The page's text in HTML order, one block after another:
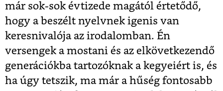
már sok-sok évtizede magától értetődő,
hogy a beszélt nyelvnek igenis van
keresnivalója az irodalomban. Én
versengek a mostani és az elkövetkezendő
generációkba tartozóknak a kegyeiért is, és
ha úgy tetszik, ma már a hűség fontosabb